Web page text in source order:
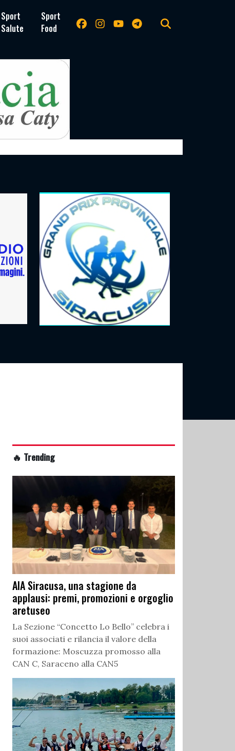
Sport
Salute
Sport
Food
🔥 Trending
AIA Siracusa, una stagione da
applausi: premi, promozioni e orgoglio
aretuseo
La Sezione “Concetto Lo Bello” celebra i
suoi associati e rilancia il valore della
formazione: Moscuzza promosso alla
CAN C, Saraceno alla CAN5